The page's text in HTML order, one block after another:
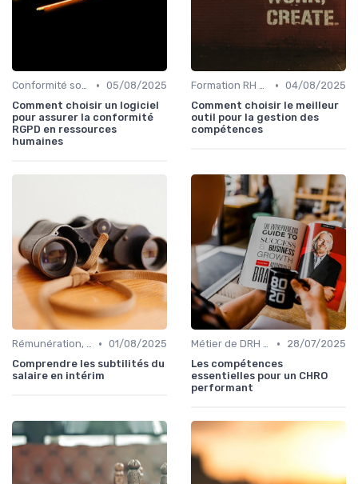
Conformité sociale & droit du travail • 05/08/2025
Comment choisir un logiciel
pour assurer la conformité
RGPD en ressources
humaines
Formation RH & upskilling • 04/08/2025
Comment choisir le meilleur
outil pour la gestion des
compétences
Rémunération, politiques salariales & benefits • 01/08/2025
Comprendre les subtilités du
salaire en intérim
Métier de DRH & responsabilités •
28/07/2025
Les compétences
essentielles pour un CHRO
performant